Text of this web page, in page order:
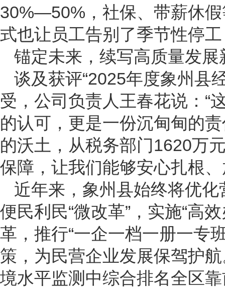
30%—50%，社保、带薪休
式也让员工告别了季节性停
锚定未来，续写高质量发展
谈及获评“2025年度象州县
受，公司负责人王春花说：“
的认可，更是一份沉甸甸的
的沃土，从税务部门1620万
保障，让我们能够安心扎根、
近年来，象州县始终将优化
便民利民“微改革”，实施“高
革，推行“一企一档一册一专
策，为民营企业发展保驾护
境水平监测中综合排名全区